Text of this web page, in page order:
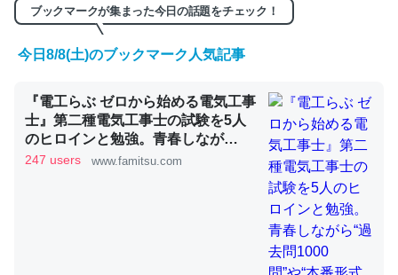
くらい。小説でいう「ずっと前の伏線」は回収されないけ
ど、短期記憶というには多い分量。進化すればするほど分
かりやすく強くなりそう
─GPTの仕組みと限界についての考察（１） - conceptualization
ブックマークが集まった今日の話題をチェック！
今日8/8(土)のブックマーク人気記事
『電工らぶ ゼロから始める電気工事
士』第二種電気工事士の試験を5人
のヒロインと勉強。青春しなが
ら“過去問1000問”や“本番形式CBT
247 users www.famitsu.com